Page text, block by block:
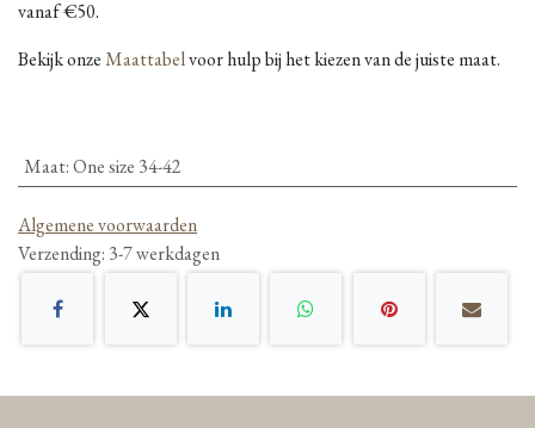
vanaf €50.
Bekijk onzeMaattabelvoor hulp bij het kiezen van de juiste maat.
Maat:One size 34-42
Algemene voorwaarden
Verzending: 3-7 werkdagen